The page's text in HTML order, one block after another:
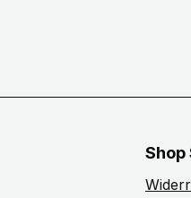
Shop